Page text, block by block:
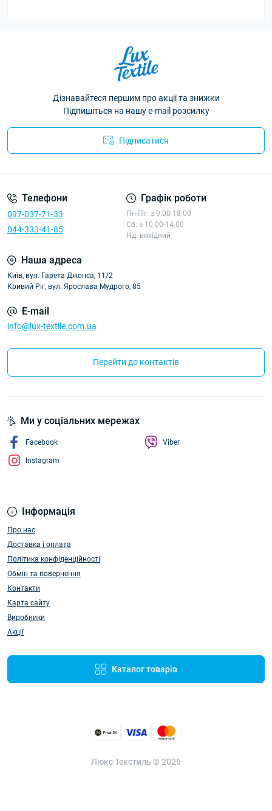
Дізнавайтеся першим про акції та знижки
Підпишіться на нашу e-mail розсилку
Підписатися
Телефони
097-037-71-33
044-333-41-85
Графік роботи
Пн-Пт: з 9.00-18.00
Сб: з 10.00-14.00
Нд: вихідний
Наша адреса
Київ, вул. Гарета Джонса, 11/2
Кривий Ріг, вул. Ярослава Мудрого, 85
E-mail
info@lux-textile.com.ua
Перейти до контактів
Інформація
Про нас
Доставка і оплата
Політика конфіденційності
Обмін та повернення
Контакти
Карта сайту
Виробники
Акції
Каталог товарів
Ми у соціальних мережах
Facebook
Instagram
Viber
Люкс Текстиль © 2026